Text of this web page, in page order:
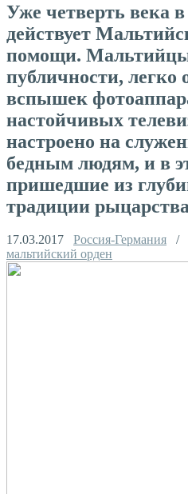
Уже четверть века
действует
помощи.
публичности, легко
вспышек
настойчивых
настроено на
бедным людям, и в
пришедшие из
традиции
17.03.2017 Россия-Германия /
мальтийский орден